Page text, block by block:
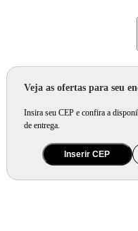
Veja as ofertas para seu
Insira seu CEP e confira a
de entrega.
Inserir CEP